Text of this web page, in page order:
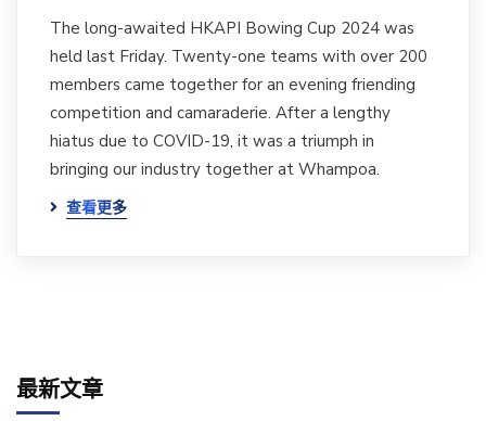
The long-awaited HKAPI Bowing Cup 2024 was
held last Friday. Twenty-one teams with over 200
members came together for an evening friending
competition and camaraderie. After a lengthy
hiatus due to COVID-19, it was a triumph in
bringing our industry together at Whampoa.
查看更多
最新文章